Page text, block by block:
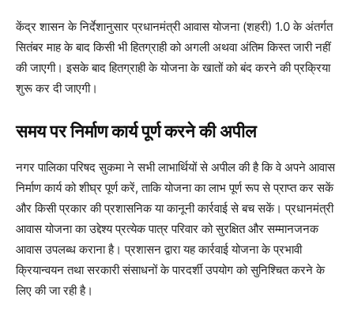
केंद्र शासन के निर्देशानुसार प्रधानमंत्री आवास योजना (शहरी) 1.0 के अंतर्गत
सितंबर माह के बाद किसी भी हितग्राही को अगली अथवा अंतिम किस्त जारी नहीं
की जाएगी। इसके बाद हितग्राही के योजना के खातों को बंद करने की प्रक्रिया
शुरू कर दी जाएगी।
समय पर निर्माण कार्य पूर्ण करने की अपील
नगर पालिका परिषद सुकमा ने सभी लाभार्थियों से अपील की है कि वे अपने आवास
निर्माण कार्य को शीघ्र पूर्ण करें, ताकि योजना का लाभ पूर्ण रूप से प्राप्त कर सकें
और किसी प्रकार की प्रशासनिक या कानूनी कार्रवाई से बच सकें। प्रधानमंत्री
आवास योजना का उद्देश्य प्रत्येक पात्र परिवार को सुरक्षित और सम्मानजनक
आवास उपलब्ध कराना है। प्रशासन द्वारा यह कार्रवाई योजना के प्रभावी
क्रियान्वयन तथा सरकारी संसाधनों के पारदर्शी उपयोग को सुनिश्चित करने के
लिए की जा रही है।